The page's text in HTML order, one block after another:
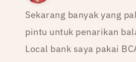
Sekarang banyak yang
pintu untuk penarikan
Local bank saya pakai